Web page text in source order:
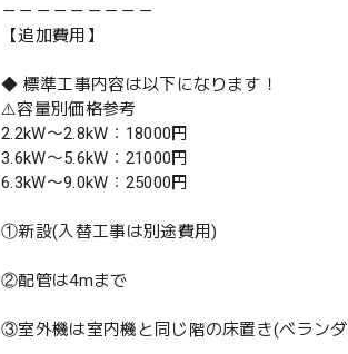
－－－－－－－－－
【追加費用】
◆ 標準工事内容は以下になります！
⚠️容量別価格参考
2.2kW〜2.8kW：18000円
3.6kW〜5.6kW：21000円
6.3kW〜9.0kW：25000円
①新設(入替工事は別途費用)
②配管は4mまで
③室外機は室内機と同じ階の床置き(ベラン